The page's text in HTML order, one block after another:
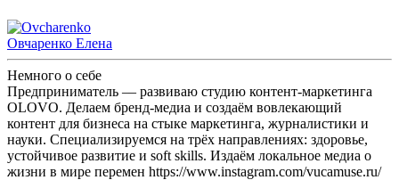
Овчаренко Елена
Немного о себе
Предприниматель –– развиваю студию контент-маркетинга
OLOVO. Делаем бренд-медиа и создаём вовлекающий
контент для бизнеса на стыке маркетинга, журналистики и
науки. Специализируемся на трёх направлениях: здоровье,
устойчивое развитие и soft skills. Издаём локальное медиа о
жизни в мире перемен https://www.instagram.com/vucamuse.ru/